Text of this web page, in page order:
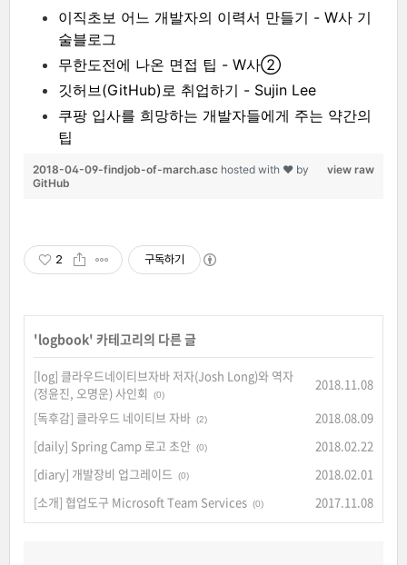
이직초보 어느 개발자의 이력서 만들기 - W사 기
술블로그
무한도전에 나온 면접 팁 - W사②
깃허브(GitHub)로 취업하기 - Sujin Lee
쿠팡 입사를 희망하는 개발자들에게 주는 약간의
팁
view raw
2018-04-09-findjob-of-march.asc hosted with ❤ by
GitHub
2 구독하기
'logbook' 카테고리의 다른 글
[log] 클라우드네이티브자바 저자(Josh Long)와 역자
(정윤진, 오명운) 사인회
(0)
2018.11.08
[독후감] 클라우드 네이티브 자바 (2)
2018.08.09
[daily] Spring Camp 로고 초안 (0)
2018.02.22
[diary] 개발장비 업그레이드
(0)
2018.02.01
[소개] 협업도구 Microsoft Team Services (0) 2017.11.08